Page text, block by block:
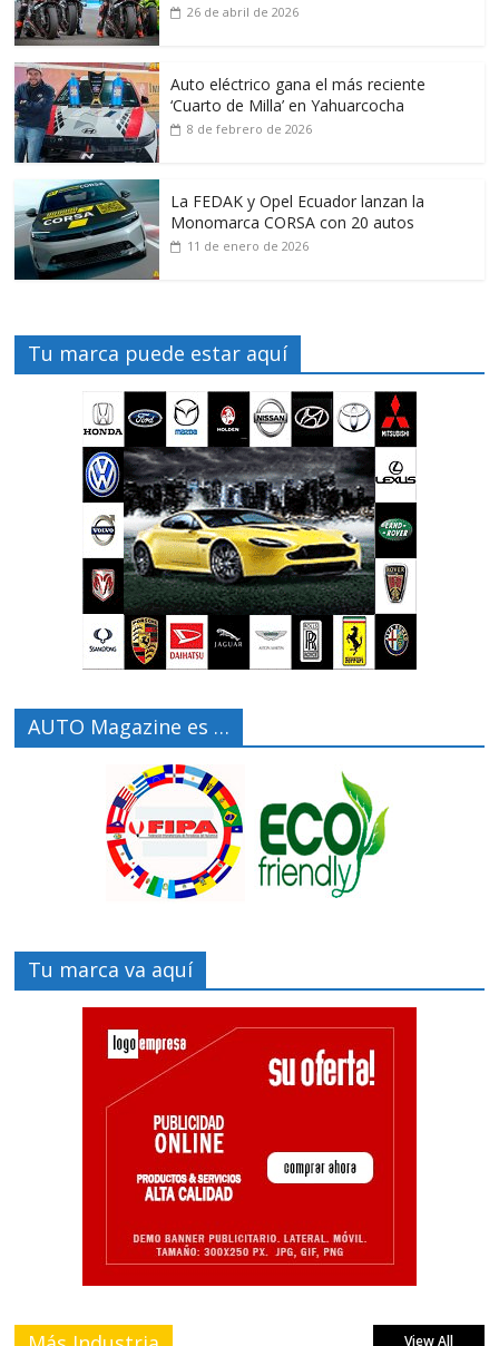
26 de abril de 2026
Auto eléctrico gana el más reciente
‘Cuarto de Milla’ en Yahuarcocha
8 de febrero de 2026
La FEDAK y Opel Ecuador lanzan la
Monomarca CORSA con 20 autos
11 de enero de 2026
Tu marca puede estar aquí
AUTO Magazine es …
Tu marca va aquí
View All